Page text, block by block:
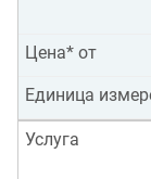
Цена* от
Единица
Услуга